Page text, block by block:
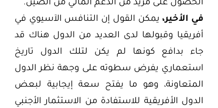
الحصول على مزيد من الدعم المالي من الصين.
في الأخير،يمكن القول إن التنافس الآسيوي في
أفريقيا وقبولها لدى العديد من الدول هناك قد
جاء بدافع كونها لم يكن لتلك الدول تاريخ
استعماري يفرض سطوته على وجهة نظر الدول
المتعاونة، وهو ما يفتح سعة إيجابية لبعض
الدول الأفريقية للاستفادة من الاستثمار الأجنبي